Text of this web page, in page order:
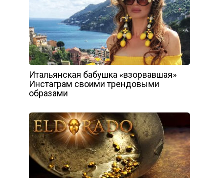
Итальянская бабушка «взорвавшая»
Инстаграм своими трендовыми
образами